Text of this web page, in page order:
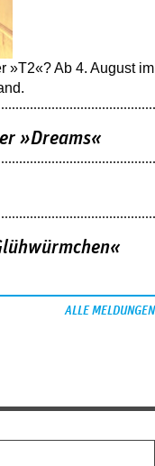
»T2«? Ab 4. August im
»Dreams«
ALLE MELDUNGEN